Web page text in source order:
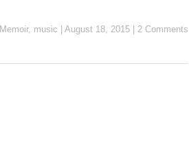
Memoir, music August 18, 2015 2 Comments